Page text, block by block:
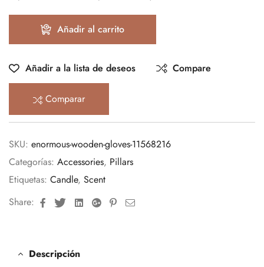
Añadir al carrito
Añadir a la lista de deseos Compare
Comparar
SKU: enormous-wooden-gloves-11568216
Categorías: Accessories, Pillars
Etiquetas: Candle, Scent
Share:
FacebookTwitterLinkedinGoogle+Pinterest
Email
Descripción